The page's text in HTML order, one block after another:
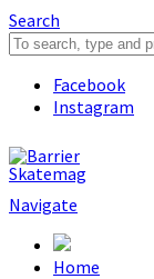
Search
Facebook
Instagram
Navigate
Home